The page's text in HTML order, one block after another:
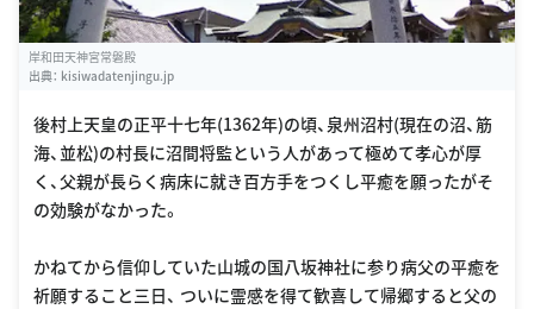
岸和田天神宮常磐殿
出典： kisiwadatenjingu.jp
後村上天皇の正平十七年(1362年)の頃、泉州沼村(現在の沼、筋
海、並松)の村長に沼間将監という人があって極めて孝心が厚
く、父親が長らく病床に就き百方手をつくし平癒を願ったがそ
の効験がなかった。
かねてから信仰していた山城の国八坂神社に参り病父の平癒を
祈願すること三日、 ついに霊感を得て歓喜して帰郷すると父の